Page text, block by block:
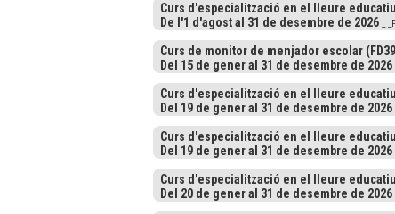
Curs d'especialització en el lleure educatiu
De l'1 d'agost al 31 de desembre de 2026 _
Curs de monitor de menjador escolar
Del 15 de gener al 31 de desembre de 2026
Curs d'especialització en el lleure educatiu
Del 19 de gener al 31 de desembre de 2026
Curs d'especialització en el lleure educatiu
Del 19 de gener al 31 de desembre de 2026
Curs d'especialització en el lleure educatiu
Del 20 de gener al 31 de desembre de 2026